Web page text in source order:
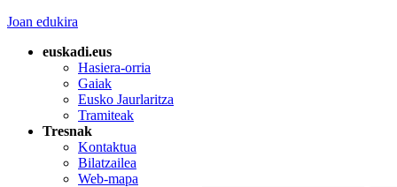
Joan edukira
euskadi.eus
Hasiera-orria
Gaiak
Eusko Jaurlaritza
Tramiteak
Tresnak
Kontaktua
Bilatzailea
Web-mapa